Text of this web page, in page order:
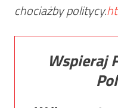
chociażby politycy.
Wspieraj